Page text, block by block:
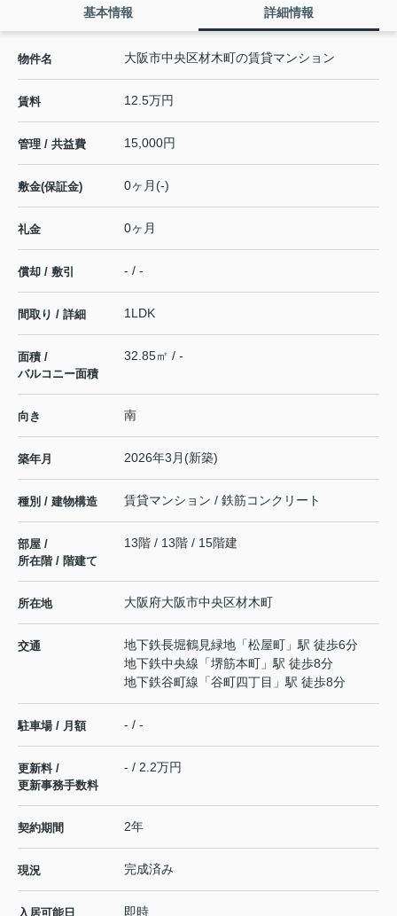
基本情報 詳細情報
物件名 大阪市中央区材木町の賃貸マンション
賃料 12.5万円
管理 / 共益費 15,000円
敷金(保証金) 0ヶ月(-)
礼金 0ヶ月
償却 / 敷引 - / -
間取り / 詳細 1LDK
面積 /
バルコニー面積
32.85㎡ / -
向き 南
築年月 2026年3月(新築)
種別 / 建物構造 賃貸マンション / 鉄筋コンクリート
部屋 /
所在階 / 階建て
13階 / 13階 / 15階建
所在地 大阪府大阪市中央区材木町
交通 地下鉄長堀鶴見緑地 「松屋町 」駅 徒歩6分
地下鉄中央線 「堺筋本町 」駅 徒歩8分
地下鉄谷町線 「谷町四丁目 」駅 徒歩8分
駐車場 / 月額 - / -
更新料 /
更新事務手数料
- / 2.2万円
契約期間 2年
現況 完成済み
入居可能日 即時